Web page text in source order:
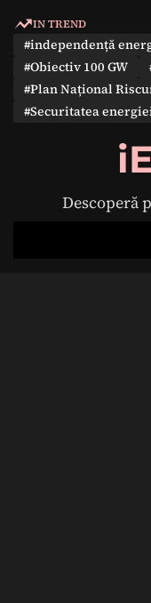
IN TREND
#independență
#Obiectiv 100 GW
#Plan Național
#Securitatea
Descoperă